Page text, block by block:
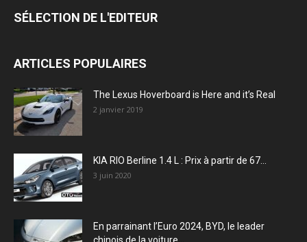
SÉLECTION DE L'EDITEUR
ARTICLES POPULAIRES
The Lexus Hoverboard is Here and it’s Real
2 janvier 2019
KIA RIO Berline 1.4 L : Prix à partir de 67...
3 juin 2020
En parrainant l’Euro 2024, BYD, le leader